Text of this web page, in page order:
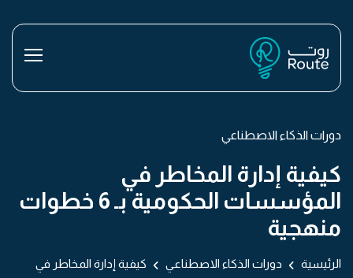
دورات الذكاء الاصطناعي
كيفية إدارة المخاطر في
المؤسسات الحكومية بـ 6 خطوات
منهجية
الرئيسية دورات الذكاء الاصطناعي
كيفية إدارة المخاطر في